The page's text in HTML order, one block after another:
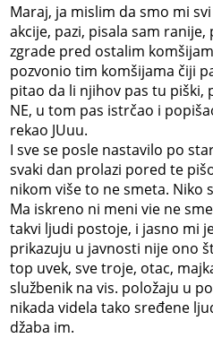
Maraj, ja mislim da smo mi
akcije, pazi, pisala sam
zgrade pred ostalim
pozvonio tim komšijama čiji
pitao da li njihov pas tu piški,
NE, u tom pas istrčao i
rekao JUuu.
I sve se posle nastavilo po
svaki dan prolazi pored te
nikom više to ne smeta. Niko
Ma iskreno ni meni vie ne
takvi ljudi postoje, i jasno mi
prikazuju u javnosti nije ono
top uvek, sve troje, otac,
službenik na vis. položaju u
nikada videla tako sređene
džaba im.